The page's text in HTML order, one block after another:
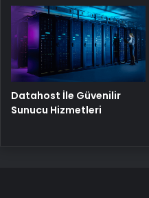
Datahost İle Güvenilir
Sunucu Hizmetleri